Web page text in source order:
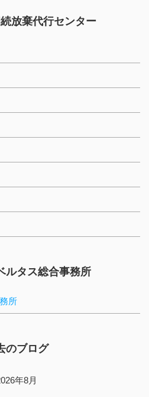
放棄代行センター
ルタス総合事務所
所
のブログ
年8月